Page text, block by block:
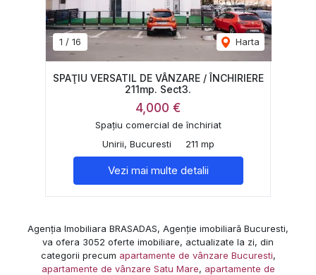
1 / 16 Harta
SPAŢIU VERSATIL DE VÂNZARE / ÎNCHIRIERE
211mp. Sect3.
4,000 €
Spațiu comercial de închiriat
Unirii, Bucuresti
211 mp
Vezi mai multe detalii
Agenția Imobiliara BRASADAS, Agenție imobiliară Bucuresti,
va ofera 3052 oferte imobiliare, actualizate la zi, din
categorii precum apartamente de vânzare Bucuresti,
apartamente de vânzare Satu Mare, apartamente de